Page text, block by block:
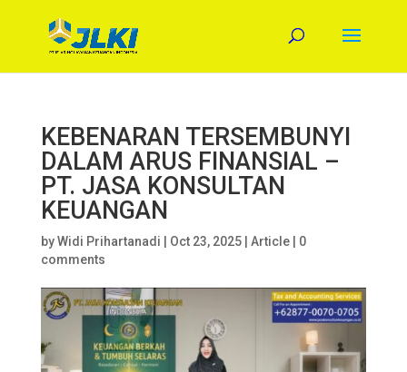
KEBENARAN TERSEMBUNYI
DALAM ARUS FINANSIAL –
PT. JASA KONSULTAN
KEUANGAN
byWidi Prihartanadi Oct 23, 2025| Article| 0
comments